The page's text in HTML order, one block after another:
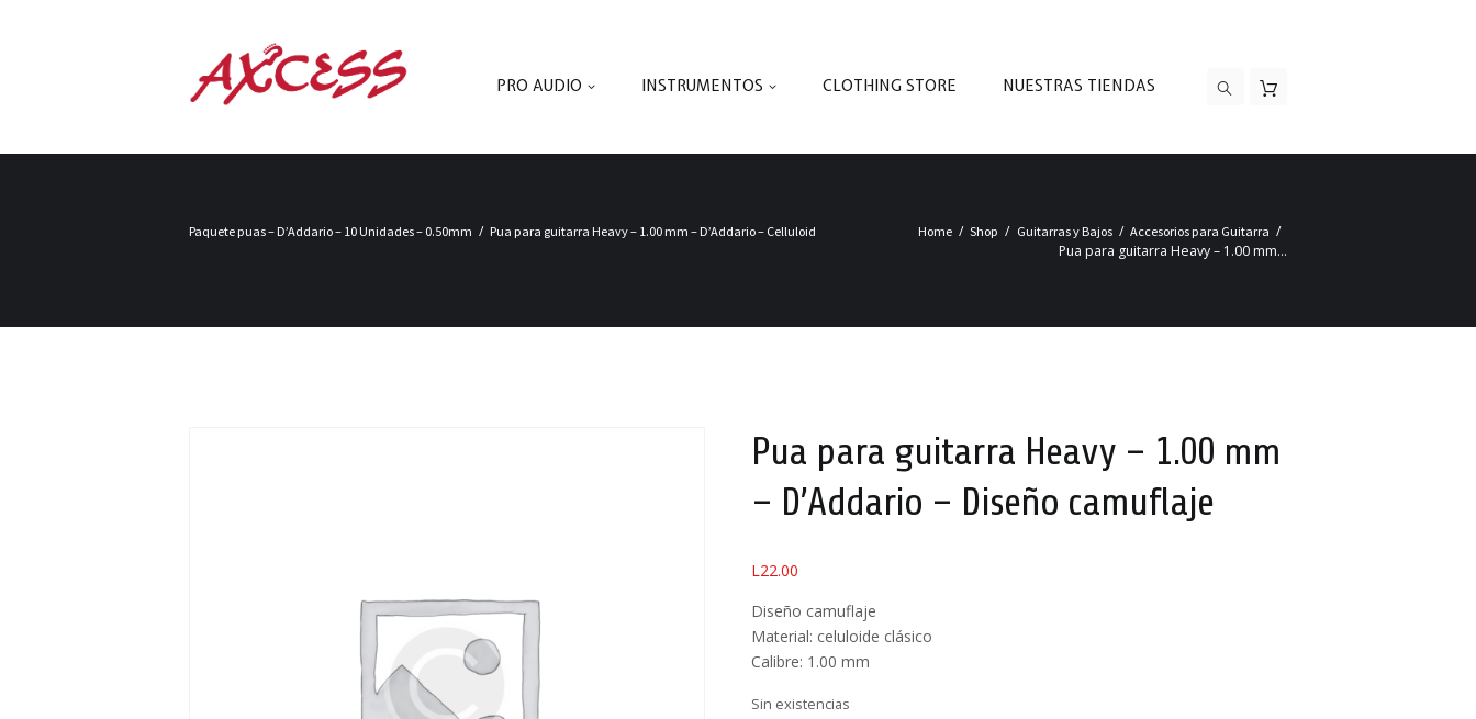
PRO AUDIO INSTRUMENTOS CLOTHING STORE NUESTRAS TIENDAS
Paquete puas – D’Addario – 10 Unidades – 0.50mm Pua para guitarra Heavy – 1.00 mm – D’Addario – Celluloid Home Shop Guitarras y Bajos Accesorios para Guitarra
Pua para guitarra Heavy – 1.00 mm...
Pua para guitarra Heavy – 1.00 mm
– D’Addario – Diseño camuflaje
L22.00
Diseño camuflaje
Material: celuloide clásico
Calibre: 1.00 mm
Sin existencias